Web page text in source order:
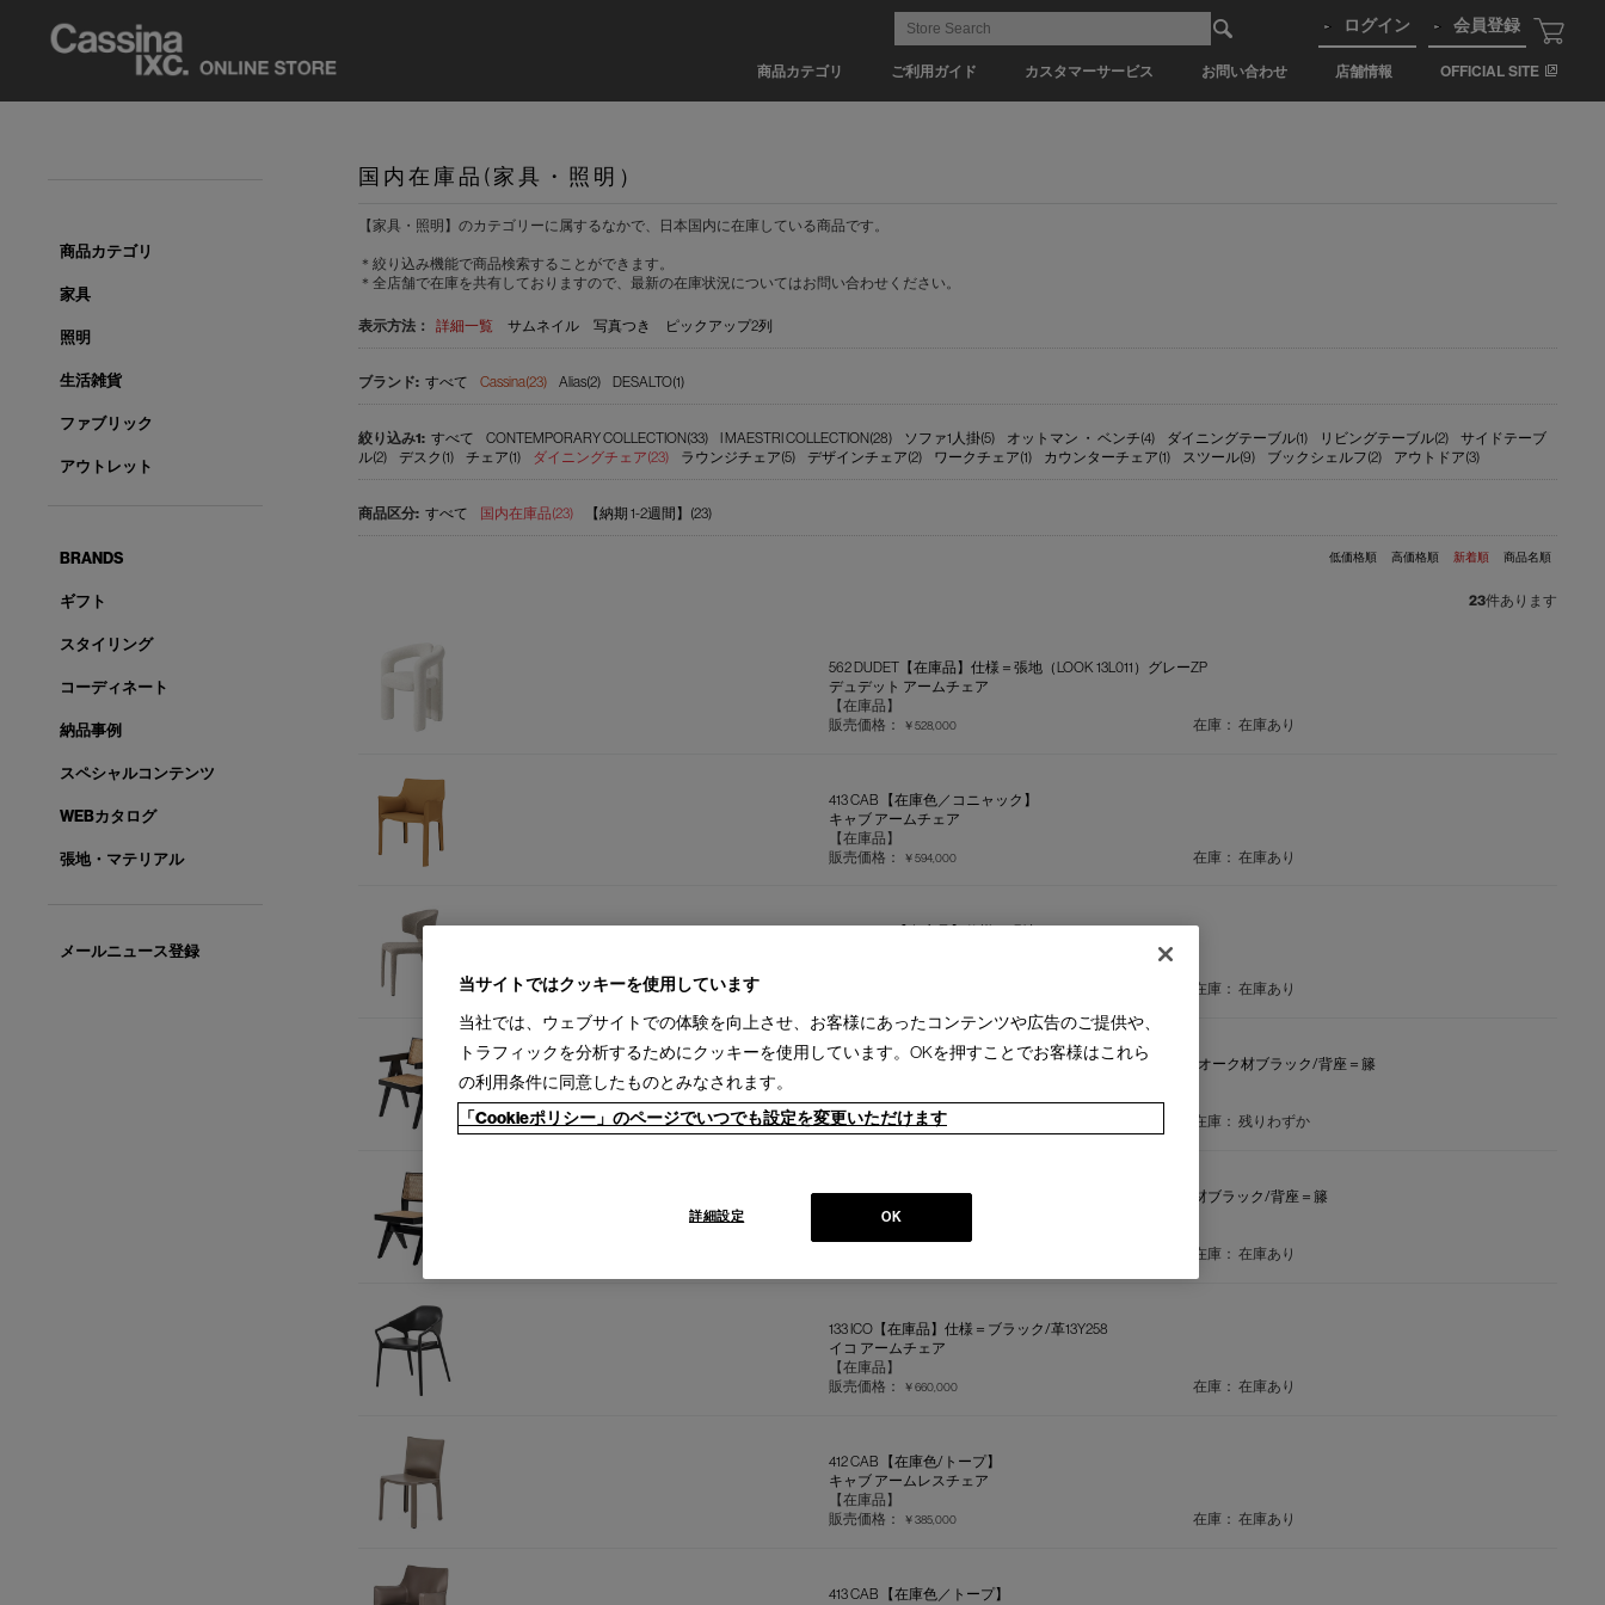
商品カテゴリ ご利用ガイド カスタマーサービス お問い合わせ 店舗情報 OFFICIAL SITE
ログイン 会員登録
国内在庫品(家具・照明）
【家具・照明】のカテゴリーに属するなかで、日本国内に在庫している商品です。
＊絞り込み機能で商品検索することができます。
＊全店舗で在庫を共有しておりますので、最新の在庫状況についてはお問い合わせください。
表示方法： 詳細一覧 サムネイル 写真つき ピックアップ2列
すべて Cassina(23) Alias(2) DESALTO(1)
すべて CONTEMPORARY COLLECTION(33) I MAESTRI COLLECTION(28) ソファ1人掛(5) オットマン ・ ベンチ(4) ダイニングテーブル(1) リビングテーブル(2)
サイドテーブ
ル(2)
デスク(1) チェア(1) ダイニングチェア(23) ラウンジチェア(5) デザインチェア(2) ワークチェア(1) カウンターチェア(1) スツール(9) ブックシェルフ(2) アウトドア(3)
すべて 国内在庫品(23) 【納期 1-2週間】(23)
低価格順 高価格順 新着順 商品名順
23件あります
562 DUDET【在庫品】仕様＝張地（LOOK 13L011）グレーZP
デュデット アームチェア
【在庫品】
販売価格：
￥528,000 在庫： 在庫あり
413 CAB 【在庫色／コニャック】
キャブ アームチェア
【在庫品】
販売価格：
￥594,000 在庫： 在庫あり
367 HOLA 【在庫品】仕様＝張地（LINUS 13L285）
在庫： 在庫あり
051-21 CAPITOL COMPLEX OFFICE CHAIR【在庫品】仕様＝オーク材ブラック/背座＝籐
【在庫品】
販売価格：￥638,000 在庫： 残りわずか
055-21 CAPITOL COMPLEX CHAIR【在庫品】仕様＝オーク材ブラック/背座＝籐
キャピトル コンプレックス チェア
在庫： 在庫あり
133 ICO【在庫品】仕様＝ブラック/革13Y258
イコ アームチェア
【在庫品】
販売価格：
￥660,000 在庫： 在庫あり
412 CAB 【在庫色/トープ】
キャブ アームレスチェア
【在庫品】
販売価格：
￥385,000 在庫： 在庫あり
413 CAB 【在庫色／トープ】
商品カテゴリ
家具
照明
生活雑貨
ファブリック
アウトレット
BRANDS
ギフト
スタイリング
コーディネート
納品事例
スペシャルコンテンツ
WEBカタログ
張地・マテリアル
メールニュース登録
当サイトではクッキーを使用しています
当社では、ウェブサイトでの体験を向上させ、お客様にあったコンテンツや広告のご提供や、
トラフィックを分析するためにクッキーを使用しています。OKを押すことでお客様はこれら
の利用条件に同意したものとみなされます。
「Cookieポリシー」のページでいつでも設定を変更いただけます
OK
詳細設定